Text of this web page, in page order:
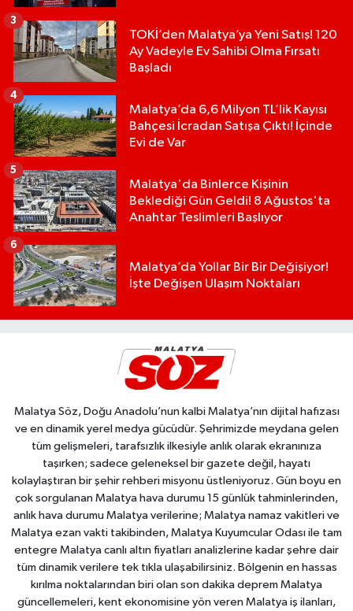
TOKİ’den Malatya’ya Yeni Satış! 120
Ay Vadeyle Ev Sahibi Olma Fırsatı
Başladı
3
Malatya’da 6,6 Milyon TL’lik Kayısı
Bahçesi İcradan Satışa Çıktı! İçinde
Evi de Var
4
Malatya'da Binlerce Kişinin
Beklediği Gün Geldi! 8 Ağustos'ta
Anahtar Teslimleri Başlıyor
5
Malatya’da Yollar Bir Bir Değişiyor!
İşte Değişen Ulaşım Noktaları
6
Malatya Söz, Doğu Anadolu’nun kalbi Malatya’nın dijital hafızası
ve en dinamik yerel medya gücüdür. Şehrimizde meydana gelen
tüm gelişmeleri, tarafsızlık ilkesiyle anlık olarak ekranınıza
taşırken; sadece geleneksel bir gazete değil, hayatı
kolaylaştıran bir şehir rehberi misyonu üstleniyoruz. Gün boyu en
çok sorgulanan Malatya hava durumu 15 günlük tahminlerinden,
anlık hava durumu Malatya verilerine; Malatya namaz vakitleri ve
Malatya ezan vakti takibinden, Malatya Kuyumcular Odası ile tam
entegre Malatya canlı altın fiyatları analizlerine kadar şehre dair
tüm dinamik verilere tek tıkla ulaşabilirsiniz. Bölgenin en hassas
kırılma noktalarından biri olan son dakika deprem Malatya
güncellemeleri, kent ekonomisine yön veren Malatya iş ilanları,